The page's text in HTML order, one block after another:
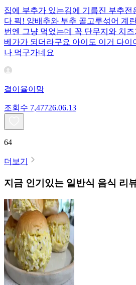
집에 부추가 있는김에 기름진 부추전
다 픽! 양배추와 부추 골고루섞어 계
번엔 그냥 먹었는데 꼭 단무지와 치즈
베가가 되더라구요 아이도 이거 다이
나 먹구가네요
결이율이맘
조회수 7,47726.06.13
64
더보기
지금 인기있는 일반식 음식 리